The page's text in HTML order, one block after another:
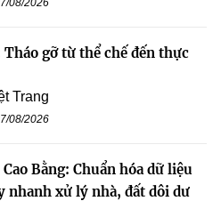
Tháo gỡ từ thể chế đến thực
Trang
08/2026
Cao Bằng: Chuẩn hóa dữ liệu
nhanh xử lý nhà, đất dôi dư